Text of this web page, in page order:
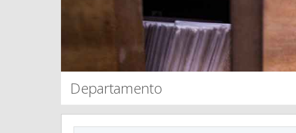
Departamento